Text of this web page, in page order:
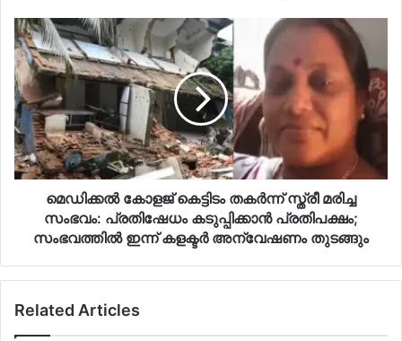
മെഡിക്കല്‍ കോളജ് കെട്ടിടം തകര്‍ന്ന് സ്ത്രീ മരിച്ച
സംഭവം: പ്രതിഷേധം കടുപ്പിക്കാന്‍ പ്രതിപക്ഷം;
സംഭവത്തില്‍ ഇന്ന് കളക്ടര്‍ അന്വേഷണം തുടങ്ങും
Related Articles